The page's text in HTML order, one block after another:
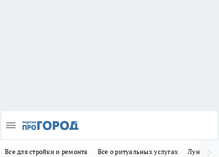
Все для стройки и ремонта Все о ритуальных услугах Лунно-